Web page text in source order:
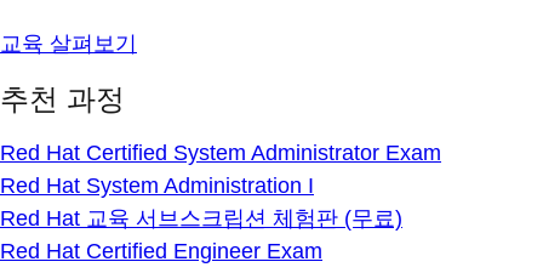
교육 살펴보기
추천 과정
Red Hat Certified System Administrator Exam
Red Hat System Administration I
Red Hat 교육 서브스크립션 체험판 (무료)
Red Hat Certified Engineer Exam